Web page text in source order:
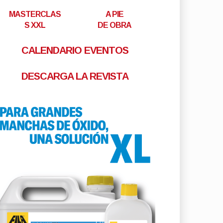
MASTERCLAS
S XXL
A PIE
DE OBRA
CALENDARIO EVENTOS
DESCARGA LA REVISTA